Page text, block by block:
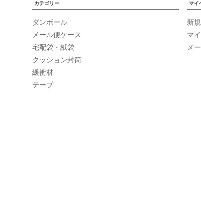
カテゴリー
ダンボール
メール便ケース
宅配袋・紙袋
クッション封筒
緩衝材
テープ
マイ
新
マ
メ